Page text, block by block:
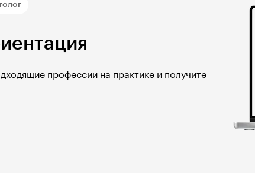
профессии на практике и получите